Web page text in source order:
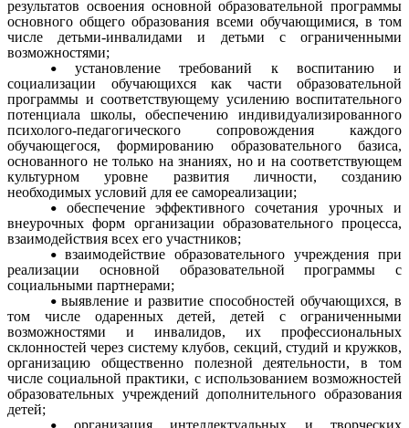
результатов освоения основной образовательной программы
основного общего образования всеми обучающимися, в том
числе детьми-инвалидами и детьми с ограниченными
возможностями;
установление требований к воспитанию и
социализации обучающихся как части образовательной
программы и соответствующему усилению воспитательного
потенциала школы, обеспечению индивидуализированного
психолого-педагогического сопровождения каждого
обучающегося, формированию образовательного базиса,
основанного не только на знаниях, но и на соответствующем
культурном уровне развития личности, созданию
необходимых условий для ее самореализации;
обеспечение эффективного сочетания урочных и
внеурочных форм организации образовательного процесса,
взаимодействия всех его участников;
взаимодействие образовательного учреждения при
реализации основной образовательной программы с
социальными партнерами;
выявление и развитие способностей обучающихся, в
том числе одаренных детей, детей с ограниченными
возможностями и инвалидов, их профессиональных
склонностей через систему клубов, секций, студий и кружков,
организацию общественно полезной деятельности, в том
числе социальной практики, с использованием возможностей
образовательных учреждений дополнительного образования
детей;